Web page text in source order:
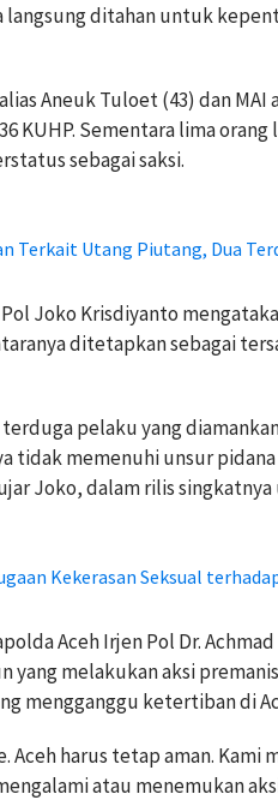
langsung ditahan untuk
Aneuk Tuloet (43) dan MAI
KUHP. Sementara lima
sebagai saksi.
Terkait Utang Piutang, Dua
Joko Krisdiyanto
ditetapkan sebagai
pelaku yang
tidak memenuhi unsur
Joko, dalam rilis singkatnya
Kekerasan Seksual
Aceh Irjen Pol Dr.
yang melakukan aksi
mengganggu ketertiban di
Aceh harus tetap aman. Kami
atau menemukan